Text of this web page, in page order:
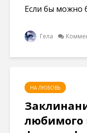
Если бы можно
Гела
НА ЛЮБОВЬ